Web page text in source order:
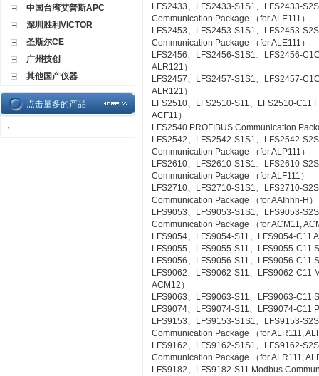
中国台湾艾普斯APC
深圳胜利VICTOR
圣斯尔CE
广州技创
其他国产仪器
点击量多的产品
·
LFS2433、LFS2433-S1S1、LFS2433-
Communication Package （for ALE111）
LFS2453、LFS2453-S1S1、LFS2453-
Communication Package （for ALE111）
LFS2456、LFS2456-S1S1、LFS2456-
ALR121）
LFS2457、LFS2457-S1S1、LFS2457-
ALR121）
LFS2510、LFS2510-S11、LFS2510-C11
ACF11）
LFS2540 PROFIBUS Communication
LFS2542、LFS2542-S1S1、LFS2542-
Communication Package （for ALP111）
LFS2610、LFS2610-S1S1、LFS2610-
Communication Package （for ALF111）
LFS2710、LFS2710-S1S1、LFS2710-
Communication Package （for AAIhhh-H）
LFS9053、LFS9053-S1S1、LFS9053-
Communication Package （for ACM11,
LFS9054、LFS9054-S11、LFS9054-C11
LFS9055、LFS9055-S11、LFS9055-C11
LFS9056、LFS9056-S11、LFS9056-C11
LFS9062、LFS9062-S11、LFS9062-C11
ACM12）
LFS9063、LFS9063-S11、LFS9063-C11
LFS9074、LFS9074-S11、LFS9074-C11
LFS9153、LFS9153-S1S1、LFS9153-
Communication Package （for ALR111,
LFS9162、LFS9162-S1S1、LFS9162-
Communication Package （for ALR111,
LFS9182、LFS9182-S11 Modbus